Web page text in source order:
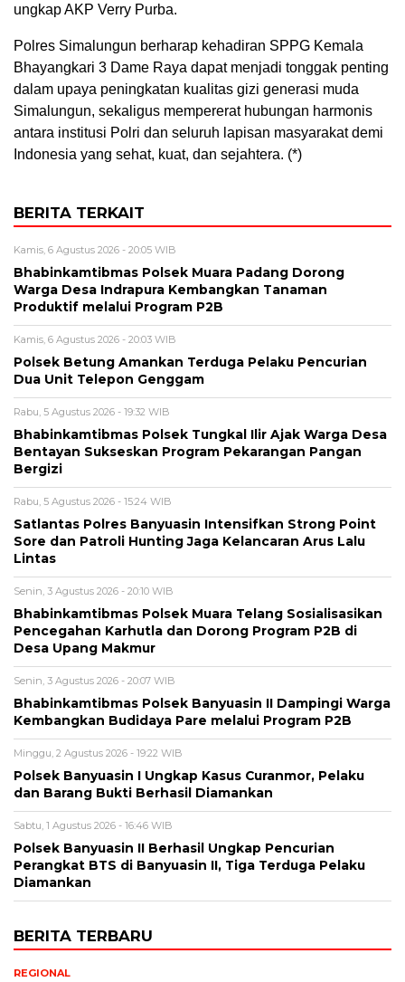
ungkap AKP Verry Purba.
Polres Simalungun berharap kehadiran SPPG Kemala
Bhayangkari 3 Dame Raya dapat menjadi tonggak penting
dalam upaya peningkatan kualitas gizi generasi muda
Simalungun, sekaligus mempererat hubungan harmonis
antara institusi Polri dan seluruh lapisan masyarakat demi
Indonesia yang sehat, kuat, dan sejahtera. (*)
BERITA TERKAIT
Kamis, 6 Agustus 2026 - 20:05 WIB
Bhabinkamtibmas Polsek Muara Padang Dorong
Warga Desa Indrapura Kembangkan Tanaman
Produktif melalui Program P2B
Kamis, 6 Agustus 2026 - 20:03 WIB
Polsek Betung Amankan Terduga Pelaku Pencurian
Dua Unit Telepon Genggam
Rabu, 5 Agustus 2026 - 19:32 WIB
Bhabinkamtibmas Polsek Tungkal Ilir Ajak Warga Desa
Bentayan Sukseskan Program Pekarangan Pangan
Bergizi
Rabu, 5 Agustus 2026 - 15:24 WIB
Satlantas Polres Banyuasin Intensifkan Strong Point
Sore dan Patroli Hunting Jaga Kelancaran Arus Lalu
Lintas
Senin, 3 Agustus 2026 - 20:10 WIB
Bhabinkamtibmas Polsek Muara Telang Sosialisasikan
Pencegahan Karhutla dan Dorong Program P2B di
Desa Upang Makmur
Senin, 3 Agustus 2026 - 20:07 WIB
Bhabinkamtibmas Polsek Banyuasin II Dampingi Warga
Kembangkan Budidaya Pare melalui Program P2B
Minggu, 2 Agustus 2026 - 19:22 WIB
Polsek Banyuasin I Ungkap Kasus Curanmor, Pelaku
dan Barang Bukti Berhasil Diamankan
Sabtu, 1 Agustus 2026 - 16:46 WIB
Polsek Banyuasin II Berhasil Ungkap Pencurian
Perangkat BTS di Banyuasin II, Tiga Terduga Pelaku
Diamankan
BERITA TERBARU
REGIONAL